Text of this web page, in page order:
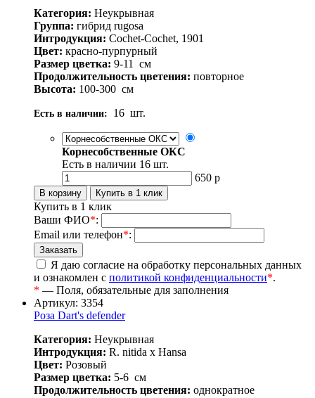
Категория: Неукрывная
Группа: гибрид rugosa
Интродукция: Cochet-Cochet, 1901
Цвет: красно-пурпурный
Размер цветка: 9-11
см
Продолжительность цветения: повторное
Высота: 100-300 см
Есть в наличии: 16 шт.
Корнесобственные ОКС
Есть в наличии 16 шт.
650 р
Купить в 1 клик
Ваши ФИО*:
Email или телефон*:
Я даю согласие на обработку персональных данных
и ознакомлен с политикой конфиденциальности*.
* — Поля, обязательные для заполнения
Артикул: 3354
Роза Dart's defender
Категория: Неукрывная
Интродукция: R. nitida x Hansa
Цвет: Розовый
Размер цветка: 5-6 см
Продолжительность цветения: однократное